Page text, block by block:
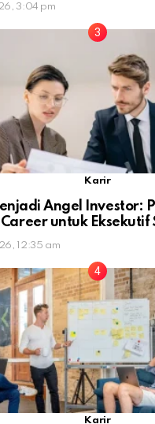
3:04 pm
Karir
Angel Investor:
Career untuk Eksekutif
12:35 am
Karir